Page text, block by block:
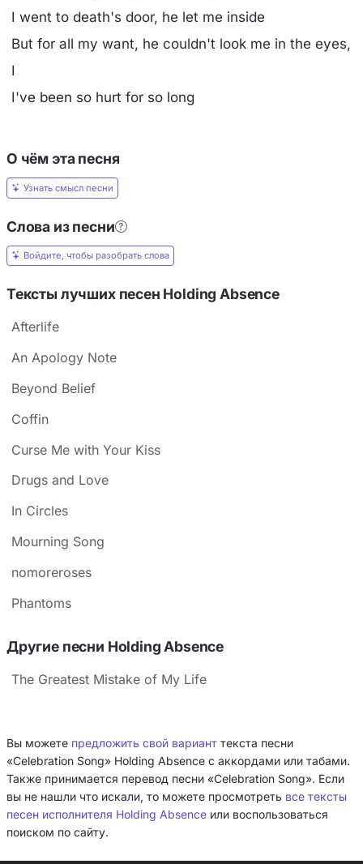
I went to death's door, he let me inside
But for all my want, he couldn't look me in the eyes,
I
I've been so hurt for so long
О чём эта песня
Узнать смысл песни
Слова из песни
Войдите, чтобы разобрать слова
Тексты лучших песен Holding Absence
Afterlife
An Apology Note
Beyond Belief
Coffin
Curse Me with Your Kiss
Drugs and Love
In Circles
Mourning Song
​nomoreroses
Phantoms
Другие песни Holding Absence
The Greatest Mistake of My Life
Вы можете предложить свой вариант текста песни
«Celebration Song» Holding Absence с аккордами или табами.
Также принимается перевод песни «Celebration Song». Если
вы не нашли что искали, то можете просмотреть все тексты
песен исполнителя Holding Absence или воспользоваться
поиском по сайту.